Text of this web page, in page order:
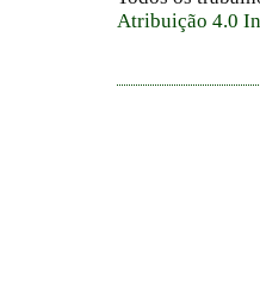
Atribuição 4.0